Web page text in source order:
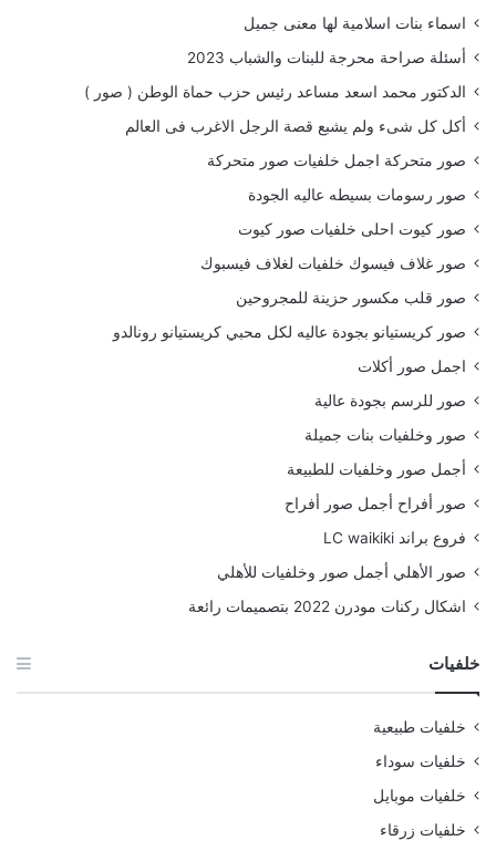
اسماء بنات اسلامية لها معنى جميل
أسئلة صراحة محرجة للبنات والشباب 2023
الدكتور محمد اسعد مساعد رئيس حزب حماة الوطن ( صور )
أكل كل شىء ولم يشبع قصة الرجل الاغرب فى العالم
صور متحركة اجمل خلفيات صور متحركة
صور رسومات بسيطه عاليه الجودة
صور كيوت احلى خلفيات صور كيوت
صور غلاف فيسوك خلفيات لغلاف فيسبوك
صور قلب مكسور حزينة للمجروحين
صور كريستيانو بجودة عاليه لكل محبي كريستيانو رونالدو
اجمل صور أكلات
صور للرسم بجودة عالية
صور وخلفيات بنات جميلة
أجمل صور وخلفيات للطبيعة
صور أفراح أجمل صور أفراح
فروع براند LC waikiki
صور الأهلي أجمل صور وخلفيات للأهلي
اشكال ركنات مودرن 2022 بتصميمات رائعة
خلفيات
خلفيات طبيعية
خلفيات سوداء
خلفيات موبايل
خلفيات زرقاء